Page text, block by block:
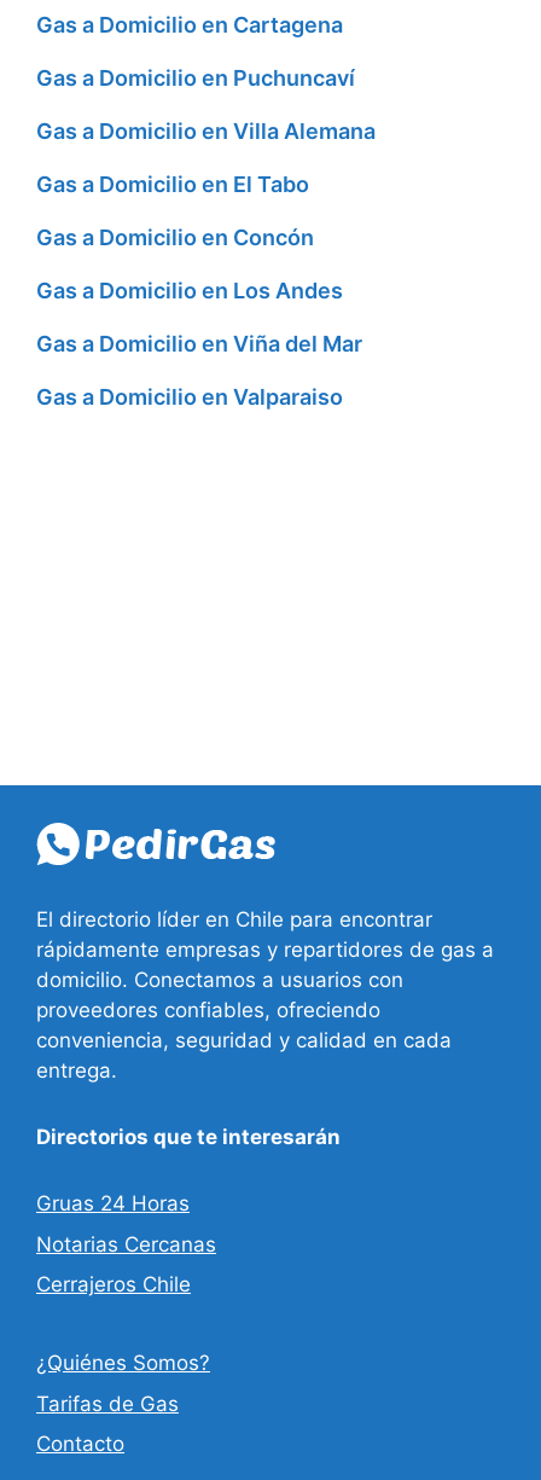
Gas a Domicilio en Cartagena
Gas a Domicilio en Puchuncaví
Gas a Domicilio en Villa Alemana
Gas a Domicilio en El Tabo
Gas a Domicilio en Concón
Gas a Domicilio en Los Andes
Gas a Domicilio en Viña del Mar
Gas a Domicilio en Valparaiso
El directorio líder en Chile para encontrar
rápidamente empresas y repartidores de gas a
domicilio. Conectamos a usuarios con
proveedores confiables, ofreciendo
conveniencia, seguridad y calidad en cada
entrega.
Directorios que te interesarán
Gruas 24 Horas
Notarias Cercanas
Cerrajeros Chile
¿Quiénes Somos?
Tarifas de Gas
Contacto